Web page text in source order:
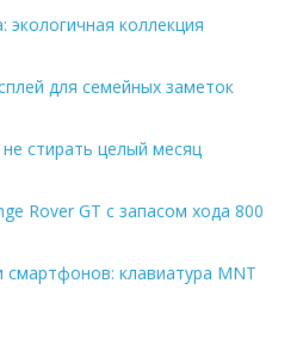
экологичная коллекция
для семейных заметок
стирать целый месяц
Rover GT с запасом хода 800
клавиатура MNT